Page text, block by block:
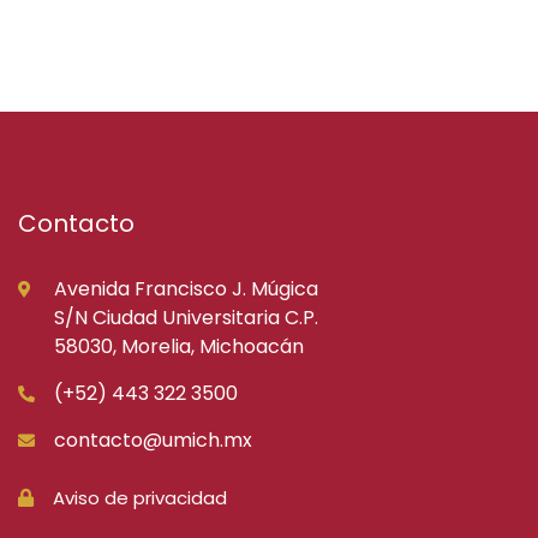
Contacto
Avenida Francisco J. Múgica
S/N Ciudad Universitaria C.P.
58030, Morelia, Michoacán
(+52) 443 322 3500
contacto@umich.mx
Aviso de privacidad